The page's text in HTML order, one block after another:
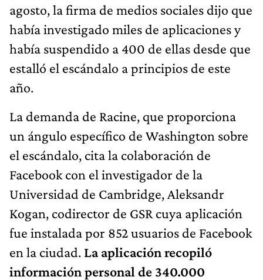
agosto, la firma de medios sociales dijo que
había investigado miles de aplicaciones y
había suspendido a 400 de ellas desde que
estalló el escándalo a principios de este
año.
La demanda de Racine, que proporciona
un ángulo específico de Washington sobre
el escándalo, cita la colaboración de
Facebook con el investigador de la
Universidad de Cambridge, Aleksandr
Kogan, codirector de GSR cuya aplicación
fue instalada por 852 usuarios de Facebook
en la ciudad. La aplicación recopiló
información personal de 340.000